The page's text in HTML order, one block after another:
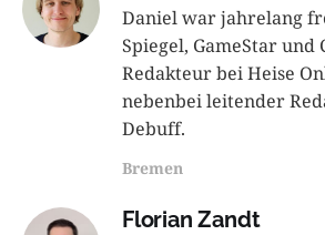
Daniel war jahrelang
Spiegel, GameStar und
Redakteur bei Heise
nebenbei leitender
Debuff.
Bremen
Florian Zandt